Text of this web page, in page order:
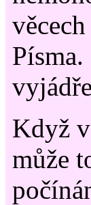
Když
může